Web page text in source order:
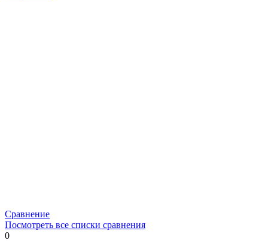
Сравнение
Посмотреть все списки сравнения
0